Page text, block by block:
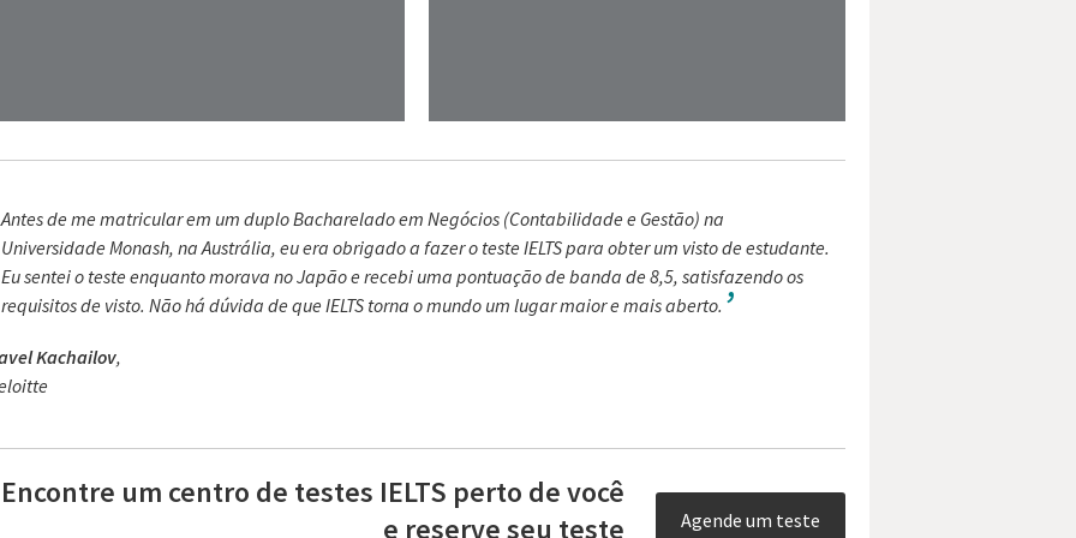
Antes de me matricular em um duplo Bacharelado em Negócios (Contabilidade e Gestão) na
Universidade Monash, na Austrália, eu era obrigado a fazer o teste IELTS para obter um visto de estudante.
Eu sentei o teste enquanto morava no Japão e recebi uma pontuação de banda de 8,5, satisfazendo os
requisitos de visto. Não há dúvida de que IELTS torna o mundo um lugar maior e mais aberto.
Kachailov,
Encontre um centro de testes IELTS perto de você
e reserve seu teste
Agende um teste